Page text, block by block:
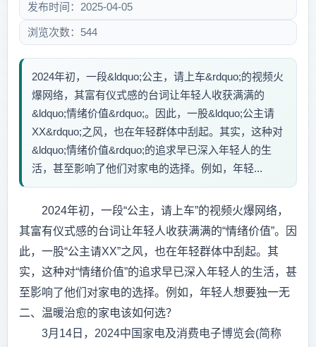
发布时间：2025-04-05
浏览次数：544
2024年初，一段&ldquo;公主，请上车&rdquo;的视频火
爆网络，其富有仪式感的台词让年轻人收获满满的
&ldquo;情绪价值&rdquo;。因此，一股&ldquo;公主请
XX&rdquo;之风，也在年轻群体中刮起。其实，这种对
&ldquo;情绪价值&rdquo;的追求早已深入年轻人的生
活，甚至影响了他们对家电的选择。例如，年轻...
2024年初，一段“公主，请上车”的视频火爆网络，
其富有仪式感的台词让年轻人收获满满的“情绪价值”。因
此，一股“公主请XX”之风，也在年轻群体中刮起。其
实，这种对“情绪价值”的追求早已深入年轻人的生活，甚
至影响了他们对家电的选择。例如，年轻人想要独一无
二、温暖治愈的家电该如何选？
3月14日，2024中国家电及消费电子博览会(简称